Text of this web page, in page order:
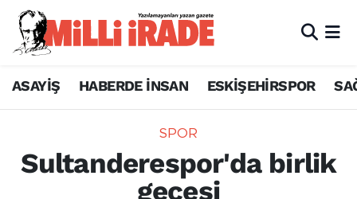
ASAYİŞ HABERDE İNSAN ESKİŞEHİRSPOR
SPOR
Sultanderespor'da birlik
gecesi